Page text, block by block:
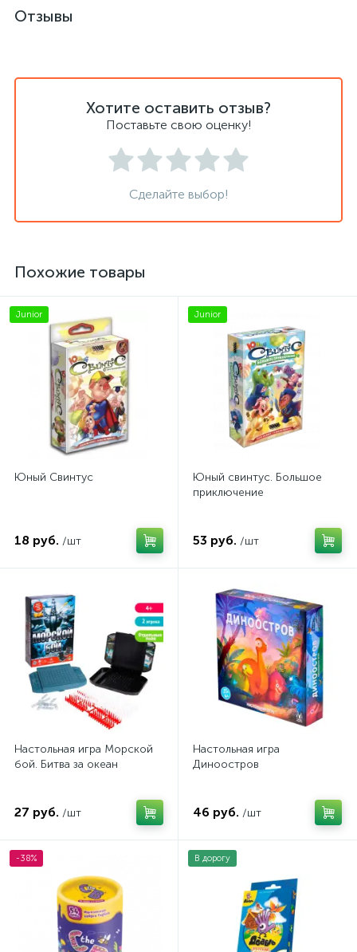
Отзывы
Хотите оставить отзыв?
Поставьте свою оценку!
Сделайте выбор!
Похожие товары
Junior
Юный Свинтус
18 руб. /шт
Junior
Юный свинтус. Большое
приключение
53 руб. /шт
Настольная игра Морской
бой. Битва за океан
27 руб. /шт
Настольная игра
Диноостров
46 руб. /шт
-38% В дорогу